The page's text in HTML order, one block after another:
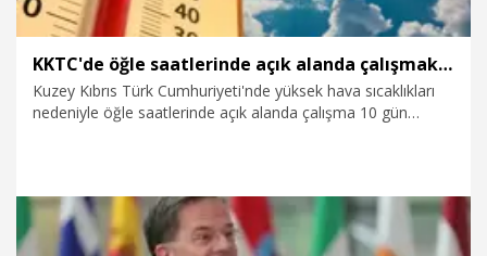
KKTC'de öğle saatlerinde açık alanda çalışmak 10 gün süreyle yasaklandı
Kuzey Kıbrıs Türk Cumhuriyeti'nde yüksek hava sıcaklıkları
nedeniyle öğle saatlerinde açık alanda çalışma 10 gün